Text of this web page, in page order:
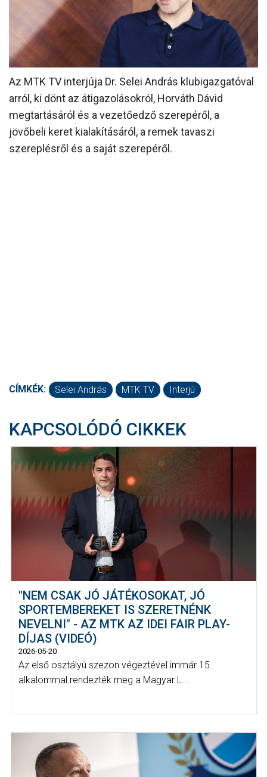
MÉRKŐZÉSEK
GALÉRIA
SZURKOLÓI ÉLMÉNYEK
AKKREDITÁCIÓ
Az MTK TV interjúja Dr. Selei András klubigazgatóval
arról, ki dönt az átigazolásokról, Horváth Dávid
megtartásáról és a vezetőedző szerepéről, a
jövőbeli keret kialakításáról, a remek tavaszi
szereplésről és a saját szerepéről.
CÍMKÉK: Selei András MTK TV Interjú
KAPCSOLÓDÓ CIKKEK
"NEM CSAK JÓ JÁTÉKOSOKAT, JÓ
SPORTEMBEREKET IS SZERETNÉNK
NEVELNI" - AZ MTK AZ IDEI FAIR PLAY-
DÍJAS (VIDEÓ)
2026-05-20
Az első osztályú szezon végeztével immár 15.
alkalommal rendezték meg a Magyar L...